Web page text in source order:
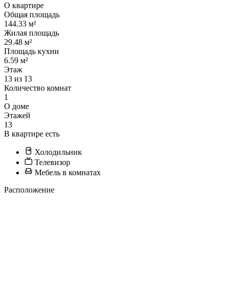
О квартире
Общая площадь
144.33 м²
Жилая площадь
29.48 м²
Площадь кухни
6.59 м²
Этаж
13 из 13
Количество комнат
1
О доме
Этажей
13
В квартире есть
Холодильник
Телевизор
Мебель в комнатах
Расположение